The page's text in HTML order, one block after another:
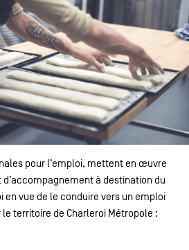
pour l’emploi, mettent en œuvre
d’accompagnement à destination du
en vue de le conduire vers un emploi
territoire de Charleroi Métropole :